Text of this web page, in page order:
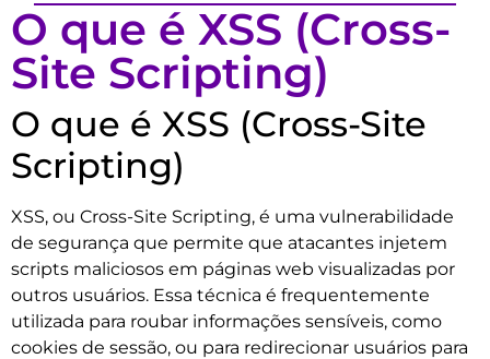
O que é XSS (Cross-
Site Scripting)
O que é XSS (Cross-Site
Scripting)
XSS, ou Cross-Site Scripting, é uma vulnerabilidade
de segurança que permite que atacantes injetem
scripts maliciosos em páginas web visualizadas por
outros usuários. Essa técnica é frequentemente
utilizada para roubar informações sensíveis, como
cookies de sessão, ou para redirecionar usuários para